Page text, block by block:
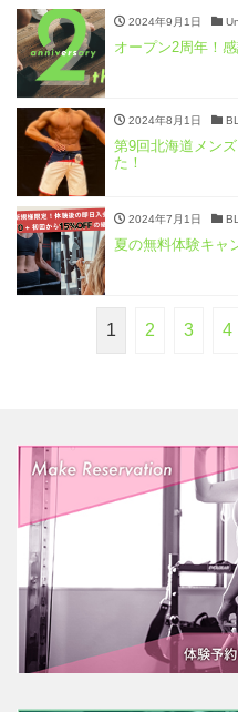
2024年9月1日
オープン2周年！
2024年8月1日
第9回北海道メン
た！
2024年7月1日
夏の無料体験キャ
1 2 3 4